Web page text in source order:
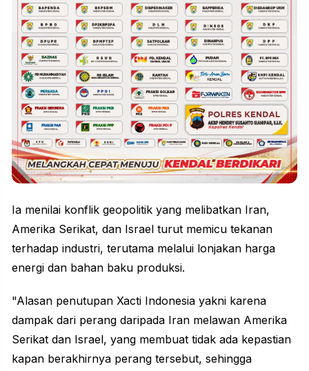
Ia menilai konflik geopolitik yang melibatkan Iran,
Amerika Serikat, dan Israel turut memicu tekanan
terhadap industri, terutama melalui lonjakan harga
energi dan bahan baku produksi.
"Alasan penutupan Xacti Indonesia yakni karena
dampak dari perang daripada Iran melawan Amerika
Serikat dan Israel, yang membuat tidak ada kepastian
kapan berakhirnya perang tersebut, sehingga